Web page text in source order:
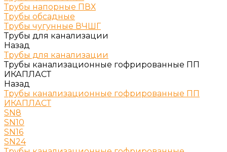
Трубы напорные ПВХ
Трубы обсадные
Трубы чугунные ВЧШГ
Трубы для канализации
Назад
Трубы для канализации
Трубы канализационные гофрированные ПП
ИКАПЛАСТ
Назад
Трубы канализационные гофрированные ПП
ИКАПЛАСТ
SN8
SN10
SN16
SN24